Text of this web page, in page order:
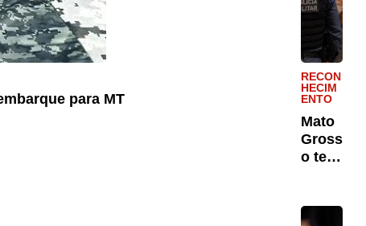
para MT
RECON
HECIM
ENTO
Mato
Gross
o tem
remu